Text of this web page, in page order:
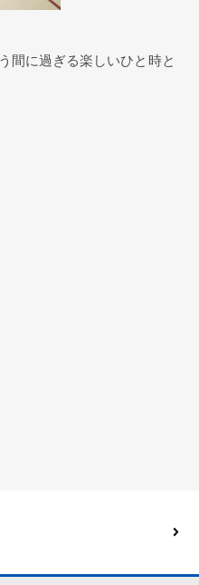
間に過ぎる楽しいひと時と